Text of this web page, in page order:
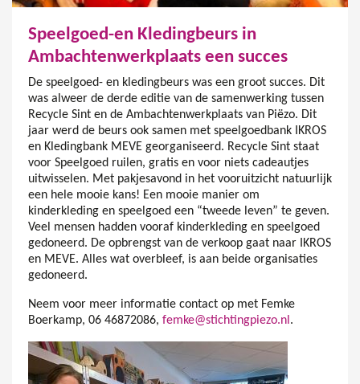
Speelgoed-en Kledingbeurs in
Ambachtenwerkplaats een succes
De speelgoed- en kledingbeurs was een groot succes. Dit
was alweer de derde editie van de samenwerking tussen
Recycle Sint en de Ambachtenwerkplaats van Piëzo. Dit
jaar werd de beurs ook samen met speelgoedbank IKROS
en Kledingbank MEVE georganiseerd. Recycle Sint staat
voor Speelgoed ruilen, gratis en voor niets cadeautjes
uitwisselen. Met pakjesavond in het vooruitzicht natuurlijk
een hele mooie kans! Een mooie manier om
kinderkleding en speelgoed een “tweede leven” te geven.
Veel mensen hadden vooraf kinderkleding en speelgoed
gedoneerd. De opbrengst van de verkoop gaat naar IKROS
en MEVE. Alles wat overbleef, is aan beide organisaties
gedoneerd.
Neem voor meer informatie contact op met Femke
Boerkamp, 06 46872086, femke@stichtingpiezo.nl .